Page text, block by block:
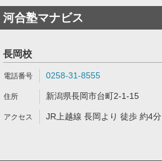
河合塾マナビス
長岡校
0258-31-8555
新潟県長岡市台町2-1-15
JR上越線 長岡より 徒歩 約4分